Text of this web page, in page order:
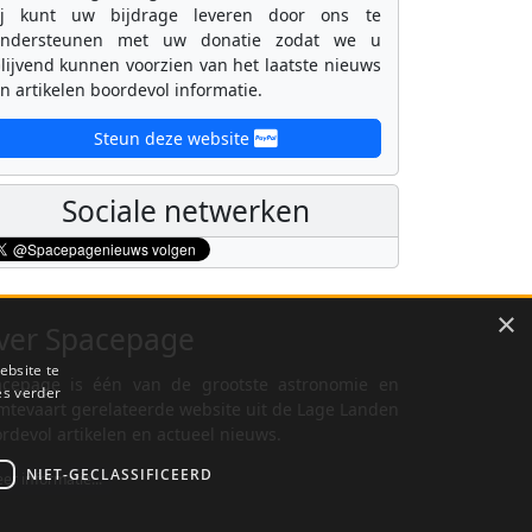
kunt uw bijdrage leveren door ons te
met uw donatie zodat we u
kunnen voorzien van het laatste nieuws
artikelen boordevol informatie.
Steun deze website
Sociale netwerken
is één van de grootste astronomie en
informatie...
×
te
verder
NIET-GECLASSIFICEERD